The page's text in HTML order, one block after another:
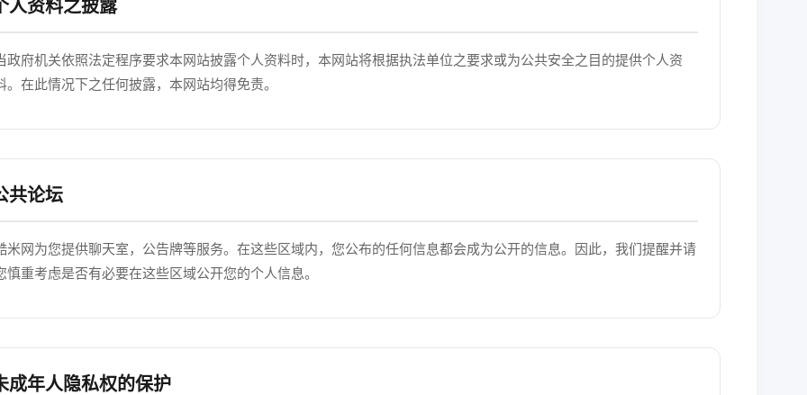
人资料之披露
政府机关依照法定程序要求本网站披露个人资料时，本网站将根据执法单位之要求或为公共安全之目的提供个人资
。在此情况下之任何披露，本网站均得免责。
共论坛
米网为您提供聊天室，公告牌等服务。在这些区域内，您公布的任何信息都会成为公开的信息。因此，我们提醒并请
慎重考虑是否有必要在这些区域公开您的个人信息。
成年人隐私权的保护